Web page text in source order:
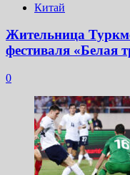
Китай
Жительница
фестиваля «Белая
0